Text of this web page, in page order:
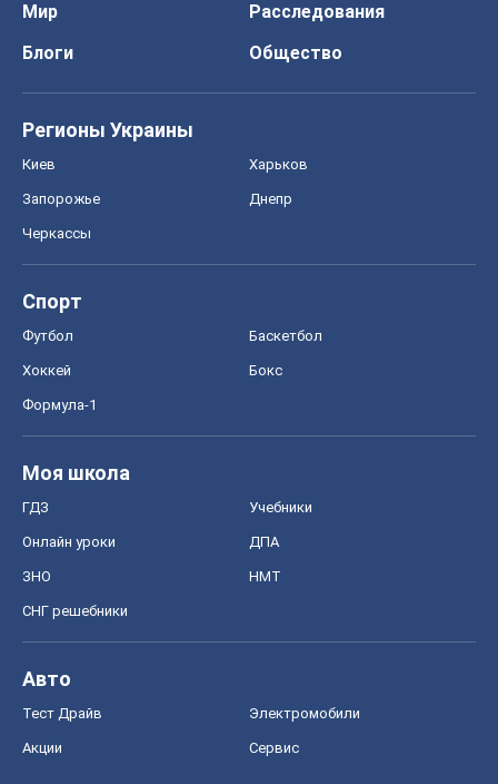
Мир
Расследования
Блоги
Общество
Регионы Украины
Киев Харьков
Запорожье Днепр
Черкассы
Спорт
Футбол Баскетбол
Хоккей Бокс
Формула-1
Моя школа
ГДЗ Учебники
Онлайн уроки ДПА
ЗНО НМТ
СНГ решебники
Авто
Тест Драйв Электромобили
Акции Сервис